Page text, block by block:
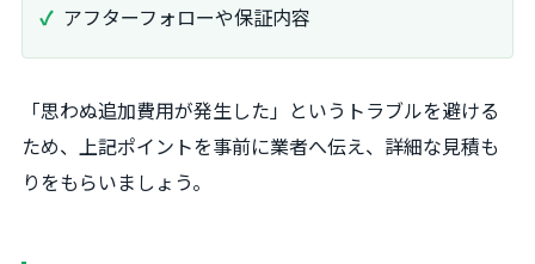
アフターフォローや保証内容
「思わぬ追加費用が発生した」というトラブルを避ける
ため、上記ポイントを事前に業者へ伝え、詳細な見積も
りをもらいましょう。